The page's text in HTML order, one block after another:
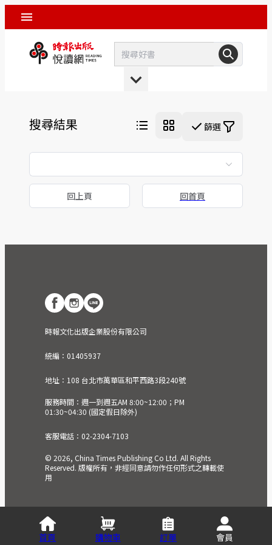
搜尋結果 篩選
回上頁 回首頁
時報文化出版企業股份有限公司
統編：01405937
地址：108 台北市萬華區和平西路3段240號
服務時間：週一到週五AM 8:00~12:00；PM
01:30~04:30 (國定假日除外)
客服電話：02-2304-7103
© 2026, China Times Publishing Co Ltd. All Rights
Reserved. 版權所有，非經同意請勿作任何形式之轉載使
用
首頁 購物車 訂單 會員